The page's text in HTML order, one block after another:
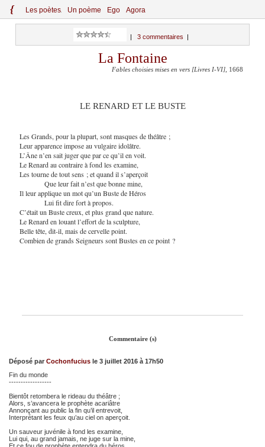
{ Les poètes Un poème Ego Agora
3 commentaires
La Fontaine
Fables choisies mises en vers [Livres I-VI] , 1668
LE RENARD ET LE BUSTE
Les Grands, pour la plupart, sont masques de théâtre ;
Leur apparence impose au vulgaire idolâtre.
L’Âne n’en sait juger que par ce qu’il en voit.
Le Renard au contraire à fond les examine,
Les tourne de tout sens ; et quand il s’aperçoit
Que leur fait n’est que bonne mine,
Il leur applique un mot qu’un Buste de Héros
Lui fit dire fort à propos.
C’était un Buste creux, et plus grand que nature.
Le Renard en louant l’effort de la sculpture,
Belle tête, dit-il, mais de cervelle point.
Combien de grands Seigneurs sont Bustes en ce point ?
Commentaire (s)
Déposé par Cochonfucius le 3 juillet 2016 à 17h50
Fin du monde
------------------
Bientôt retombera le rideau du théâtre ;
Alors, s’avancera le prophète acariâtre
Annonçant au public la fin qu’il entrevoit,
Interprétant les feux qu’au ciel on aperçoit.
Un sauveur juvénile à fond les examine,
Lui qui, au grand jamais, ne juge sur la mine,